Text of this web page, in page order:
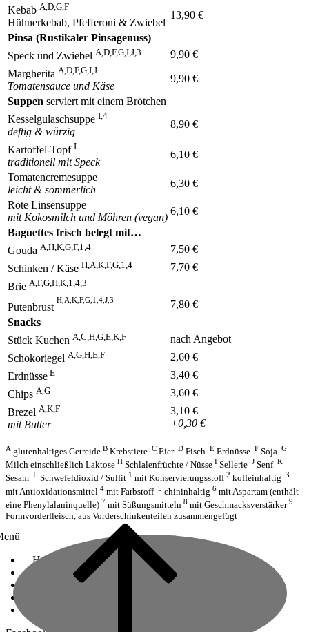
Kebab A,D,G,F
Hühnerkebab, Pfefferoni & Zwiebel
13,90 €
Pinsa (Rustikaler Pinsagenuss)
Speck und Zwiebel A,D,F,G,I,J,3
9,90 €
Margherita A,D,F,G,I,J
Tomatensauce und Käse
9,90 €
Suppen serviert mit einem Brötchen
Kesselgulaschsuppe I,4
deftig & würzig
8,90 €
Kartoffel-Topf I
traditionell mit Speck
6,10 €
Tomatencremesuppe
leicht & sommerlich
6,30 €
Rote Linsensuppe
mit Kokosmilch und Möhren (vegan)
6,10 €
Baguettes frisch belegt mit…
Gouda A,H,K,G,F,1,4
7,50 €
Schinken / Käse H,A,K,F,G,1,4
7,70 €
Brie A,F,G,H,K,1,4,3
Putenbrust
H,A,K,F,G,1,4,J,3
7,80 €
Snacks
Stück Kuchen A,C,H,G,E,K,F
nach Angebot
Schokoriegel A,G,H,E,F
2,60 €
Erdnüsse E
3,40 €
Chips A,G
3,60 €
Brezel A,K,F
mit Butter
3,10 €
+0,30 €
A glutenhaltiges Getreide B Krebstiere C Eier D Fisch E Erdnüsse F Soja G
Milch einschließlich Laktose H Schlalenfrüchte / Nüsse I Sellerie J Senf K
Sesam L Schwefeldioxid / Sulfit 1 mit Konservierungsstoff2 koffeinhaltig 3
mit Antioxidationsmittel 4 mit Farbstoff 5 chininhaltig 6 mit Aspartam (enthält
eine Phenylalaninquelle) 7 mit Süßungsmitteln 8 mit Geschmacksverstärker9
Formvorderfleisch, aus Vorderschinkenteilen zusammengefügt
House Rules
Terms and Conditions
Data Protection